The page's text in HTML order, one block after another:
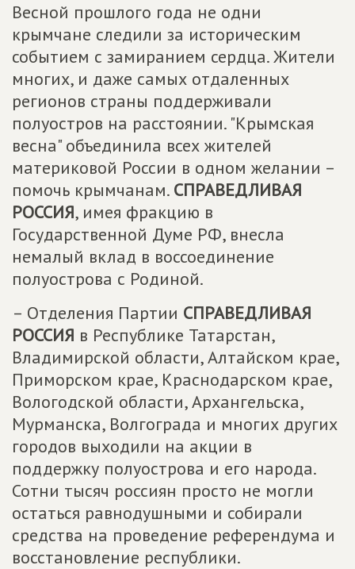
Весной прошлого года не одни
крымчане следили за историческим
событием с замиранием сердца. Жители
многих, и даже самых отдаленных
регионов страны поддерживали
полуостров на расстоянии. "Крымская
весна" объединила всех жителей
материковой России в одном желании –
помочь крымчанам. СПРАВЕДЛИВАЯ
РОССИЯ, имея фракцию в
Государственной Думе РФ, внесла
немалый вклад в воссоединение
полуострова с Родиной.
– Отделения Партии СПРАВЕДЛИВАЯ
РОССИЯ в Республике Татарстан,
Владимирской области, Алтайском крае,
Приморском крае, Краснодарском крае,
Вологодской области, Архангельска,
Мурманска, Волгограда и многих других
городов выходили на акции в
поддержку полуострова и его народа.
Сотни тысяч россиян просто не могли
остаться равнодушными и собирали
средства на проведение референдума и
восстановление республики.